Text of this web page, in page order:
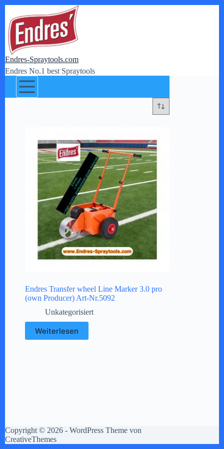
Inhalt
springen
Endres-Spraytools.com
Endres No.1 best Spraytools
Endres Transfer wheel Line Marker 3.0 pro
(own Producer) Art-Nr.5092
Unkategorisiert
Weiterlesen
Copyright © 2026 - WordPress Theme von
CreativeThemes